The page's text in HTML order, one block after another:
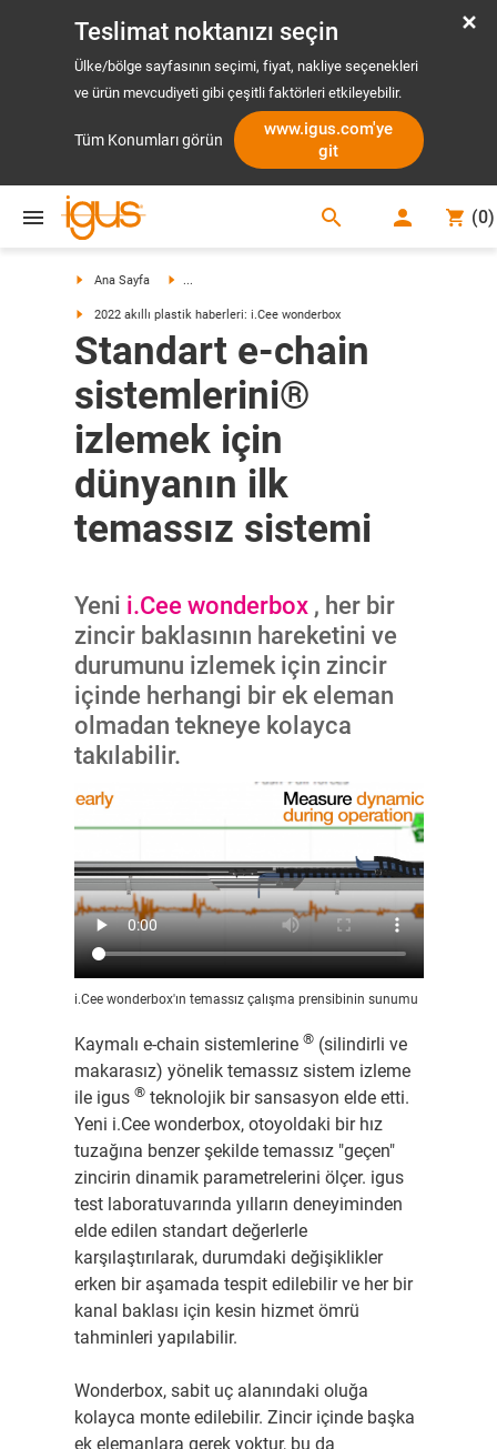
Teslimat noktanızı seçin
Ülke/bölge sayfasının seçimi, fiyat, nakliye seçenekleri
ve ürün mevcudiyeti gibi çeşitli faktörleri etkileyebilir.
Tüm Konumları görün
www.igus.com'ye
git
search (0)
Ana Sayfa ...
2022 akıllı plastik haberleri: i.Cee wonderbox
Standart e-chain
sistemlerini®
izlemek için
dünyanın ilk ​
temassız sistemi
Yeni i.Cee wonderbox , her bir
zincir baklasının hareketini ve
durumunu izlemek için zincir
içinde herhangi bir ek eleman
olmadan tekneye kolayca
takılabilir.
i.Cee wonderbox'ın temassız çalışma prensibinin sunumu
Kaymalı e-chain sistemlerine ®(silindirli ve
makarasız) yönelik temassız sistem izleme
ile igus ®teknolojik bir sansasyon elde etti.
Yeni i.Cee wonderbox, otoyoldaki bir hız
tuzağına benzer şekilde temassız "geçen"
zincirin dinamik parametrelerini ölçer. igus
test laboratuvarında yılların deneyiminden
elde edilen standart değerlerle
karşılaştırılarak, durumdaki değişiklikler
erken bir aşamada tespit edilebilir ve her bir
kanal baklası için kesin hizmet ömrü
tahminleri yapılabilir.
Wonderbox, sabit uç alanındaki oluğa
kolayca monte edilebilir. Zincir içinde başka
ek elemanlara gerek yoktur, bu da